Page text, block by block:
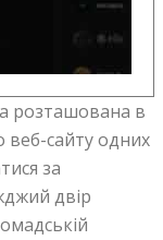
розташована в
веб-сайту одних
за
двір